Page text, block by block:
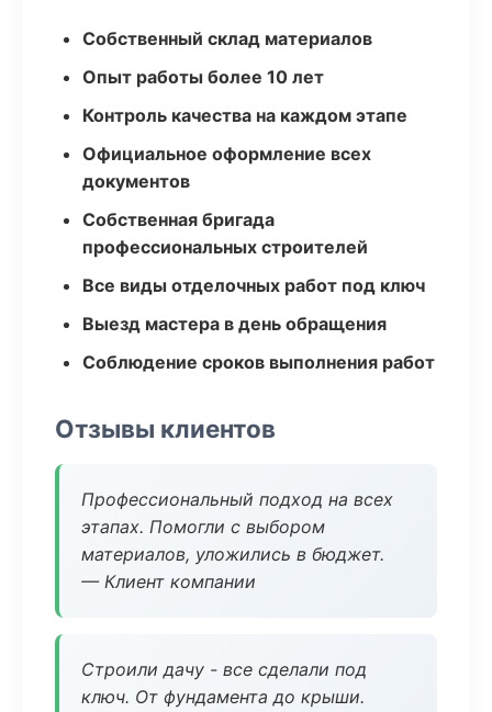
Собственный склад материалов
Опыт работы более 10 лет
Контроль качества на каждом этапе
Официальное оформление всех
документов
Собственная бригада
профессиональных строителей
Все виды отделочных работ под ключ
Выезд мастера в день обращения
Соблюдение сроков выполнения работ
Отзывы клиентов
Профессиональный подход на всех
этапах. Помогли с выбором
материалов, уложились в бюджет.
— Клиент компании
Строили дачу - все сделали под
ключ. От фундамента до крыши.